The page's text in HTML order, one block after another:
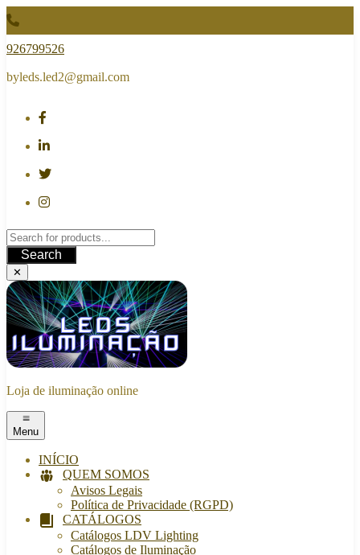
Skip
to
content
926799526
byleds.led2@gmail.com
Search
✕
Loja de iluminação online
Menu
INÍCIO
QUEM SOMOS
Avisos Legais
Política de Privacidade (RGPD)
CATÁLOGOS
Catálogos LDV Lighting
Catálogos de Iluminação